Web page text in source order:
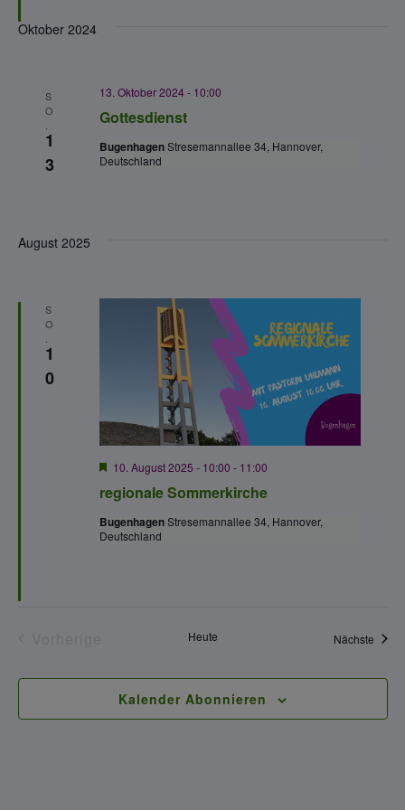
Oktober 2024
S
O
.
1
3
Gottesdienst
13. Oktober 2024 - 10:00
BugenhagenStresemannallee 34, Hannover,
Deutschland
August 2025
S
O
.
1
0
regionale Sommerkirche
H
r
o
r
10. August 2025 - 10:00 - 11:00
BugenhagenStresemannallee 34, Hannover,
Deutschland
Heute Nächste
Kalender Abonnieren